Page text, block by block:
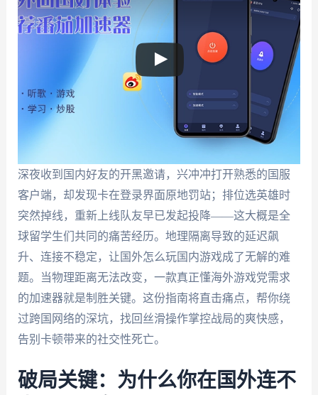
深夜收到国内好友的开黑邀请，兴冲冲打开熟悉的国服
客户端，却发现卡在登录界面原地罚站；排位选英雄时
突然掉线，重新上线队友早已发起投降——这大概是全
球留学生们共同的痛苦经历。地理隔离导致的延迟飙
升、连接不稳定，让国外怎么玩国内游戏成了无解的难
题。当物理距离无法改变，一款真正懂海外游戏党需求
的加速器就是制胜关键。这份指南将直击痛点，帮你绕
过跨国网络的深坑，找回丝滑操作掌控战局的爽快感，
告别卡顿带来的社交性死亡。
破局关键：为什么你在国外连不